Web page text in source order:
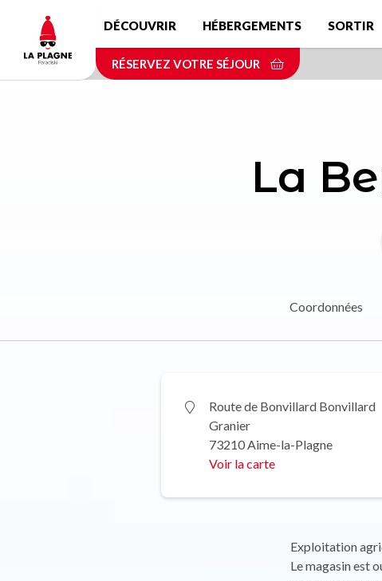
contenu
principal
DÉCOUVRIR HÉBERGEMENTS SORTIR
RÉSERVEZ VOTRE SÉJOUR
La
Coordonnées
Route de Bonvillard Bonvillard
Granier
73210 Aime-la-Plagne
Voir la carte
Exploitation
Le magasin est